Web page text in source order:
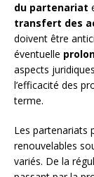
du partenariat
transfert des
doivent être
éventuelle
aspects
l’efficacité des
terme.
Les partenariats
renouvelables
variés. De la